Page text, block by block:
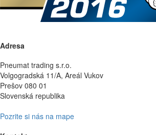
Adresa
Pneumat trading s.r.o.
Volgogradská 11/A, Areál Vukov
Prešov 080 01
Slovenská republika
Pozrite si nás na mape